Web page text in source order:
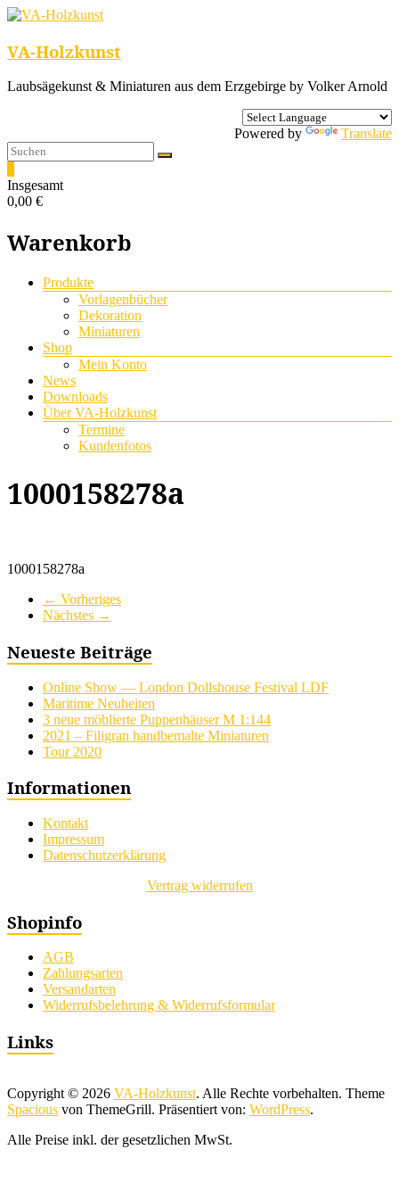
VA-Holzkunst
Laubsägekunst & Miniaturen aus dem Erzgebirge by Volker Arnold
Powered by Translate
Insgesamt
0,00 €
Warenkorb
Menü
Produkte
Vorlagenbücher
Dekoration
Miniaturen
Shop
Mein Konto
News
Downloads
Über VA-Holzkunst
Termine
Kundenfotos
1000158278a
1000158278a
← Vorheriges
Nächstes →
Neueste Beiträge
Online Show — London Dollshouse Festival LDF
Maritime Neuheiten
3 neue möblierte Puppenhäuser M 1:144
2021 – Filigran handbemalte Miniaturen
Tour 2020
Informationen
Kontakt
Impressum
Datenschutzerklärung
Vertrag widerrufen
Shopinfo
AGB
Zahlungsarten
Versandarten
Widerrufsbelehrung & Widerrufsformular
Links
Copyright © 2026 VA-Holzkunst. Alle Rechte vorbehalten. Theme
Spacious von ThemeGrill. Präsentiert von: WordPress.
Alle Preise inkl. der gesetzlichen MwSt.